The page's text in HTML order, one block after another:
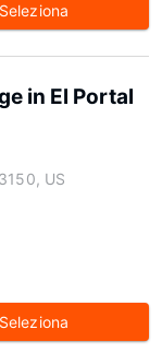
Seleziona
in El Portal
US
Seleziona